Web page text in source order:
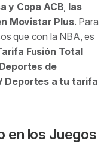
y Copa ACB, las
Movistar Plus. Para
que con la NBA, es
Fusión Total
de
Deportes a tu tarifa
en los Juegos